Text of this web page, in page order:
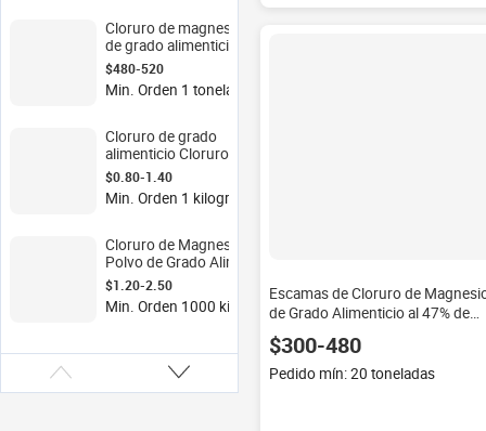
industriales Sal de
cloruro de sodio
Cloruro de magnesio
de grado alimenticio
Agente de fusión de
nieve en polvo en
escamas y apariencia
$480-520
Min. Orden 1 tonelada
Cloruro de grado
alimenticio Cloruro de
magnesio Hexahidarte
BP/USP/FCC Sal
Marina MgCl2 Polvo en
$0.80-1.40
Min. Orden 1 kilogramo
Cloruro de Magnesio en
Polvo de Grado Alimenticio,
Sal para Diálisis Renal, Sal
para Aplicaciones de
Deshielo en Carreteras,
$1.20-2.50
Min. Orden 1000 kilogramos
Escamas de Cloruro de
de Grado Alimenticio al 47% de
Jiangsu
$300-480
Pedido mín: 20 toneladas